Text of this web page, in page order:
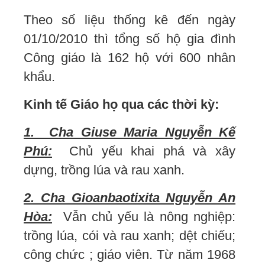
Theo số liệu thống kê đến ngày
01/10/2010 thì tổng số hộ gia đình
Công giáo là 162 hộ với 600 nhân
khẩu.
Kinh tế Giáo họ qua các thời kỳ:
1. Cha Giuse Maria Nguyễn Kế
Phú: Chủ yếu khai phá và xây
dựng, trồng lúa và rau xanh.
2. Cha Gioanbaotixita Nguyễn An
Hòa: Vẫn chủ yếu là nông nghiệp:
trồng lúa, cói và rau xanh; dệt chiếu;
công chức ; giáo viên. Từ năm 1968